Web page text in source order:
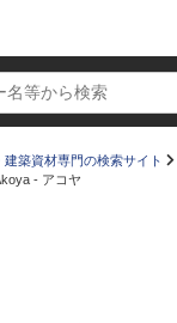
建築資材専門の検索サイト
- アコヤ